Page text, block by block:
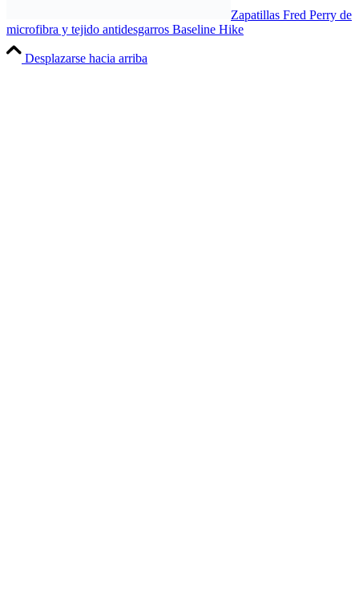
Zapatillas Fred Perry de
microfibra y tejido antidesgarros Baseline Hike
Desplazarse hacia arriba